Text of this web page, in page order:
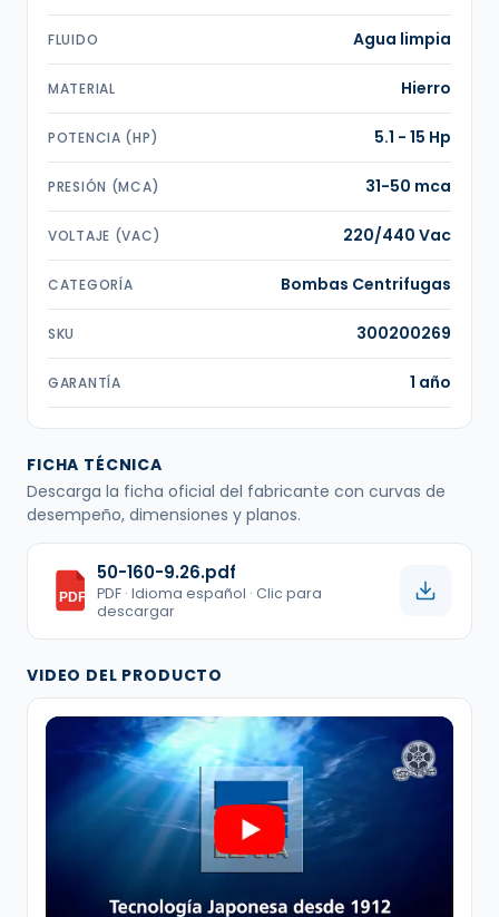
FLUIDO Agua limpia
MATERIAL Hierro
POTENCIA (HP) 5.1 - 15 Hp
PRESIÓN (MCA) 31-50 mca
VOLTAJE (VAC) 220/440 Vac
CATEGORÍA Bombas Centrifugas
SKU 300200269
GARANTÍA 1 año
FICHA TÉCNICA
Descarga la ficha oficial del fabricante con curvas de
desempeño, dimensiones y planos.
PDF
50-160-9.26.pdf
PDF · Idioma español · Clic para
descargar
VIDEO DEL PRODUCTO